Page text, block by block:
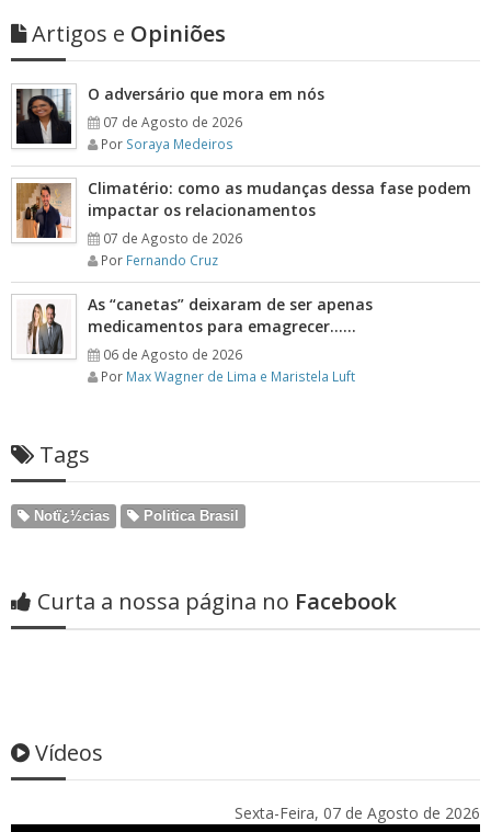
Artigos e Opiniões
O adversário que mora em nós
07 de Agosto de 2026
Por Soraya Medeiros
Climatério: como as mudanças dessa fase podem
impactar os relacionamentos
07 de Agosto de 2026
Por Fernando Cruz
As “canetas” deixaram de ser apenas
medicamentos para emagrecer……
06 de Agosto de 2026
Por Max Wagner de Lima e Maristela Luft
Tags
Notï¿½cias Politica Brasil
Curta a nossa página no Facebook
Vídeos
Sexta-Feira, 07 de Agosto de 2026